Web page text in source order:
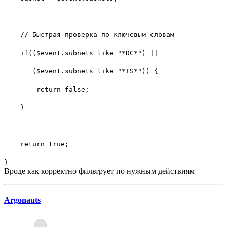
// Быстрая проверка по ключевым словам
if(($event.subnets like "*DC*") ||
($event.subnets like "*TS*")) {
return false;
}
return true;
}
Вроде как корректно фильтрует по нужным действиям
Argonauts